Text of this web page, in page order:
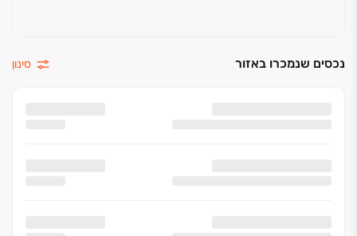
נכסים שנמכרו באזור סינון